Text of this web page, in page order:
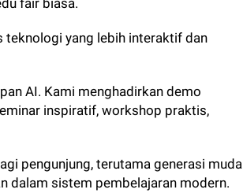
fair biasa.
teknologi yang lebih interaktif dan
AI. Kami menghadirkan demo
inspiratif, workshop praktis,
pengunjung, terutama generasi muda
dalam sistem pembelajaran modern.